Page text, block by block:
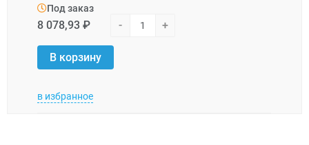
Под заказ
8 078,93 ₽ - +
В корзину
в избранное